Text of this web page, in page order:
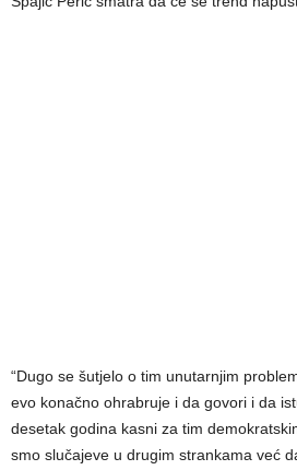
“Dugo se šutjelo o tim unutarnjim
evo konačno ohrabruje i da govori i da
desetak godina kasni za tim
smo slučajeve u drugim strankama već